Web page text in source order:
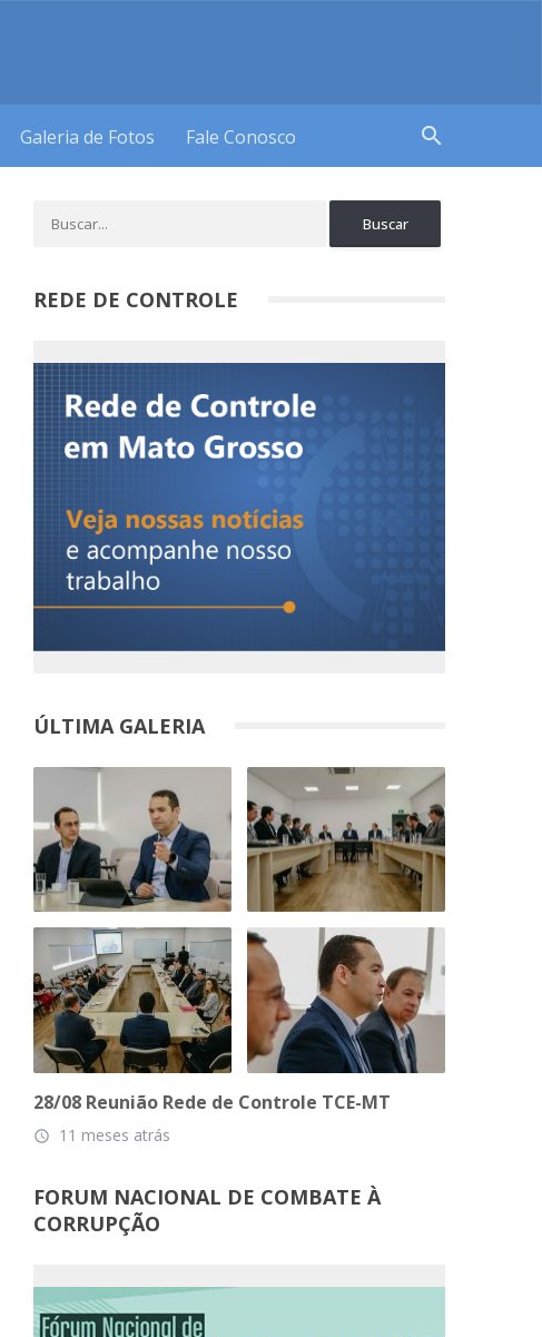
Galeria de Fotos Fale Conosco search
REDE DE CONTROLE
ÚLTIMA GALERIA
28/08 Reunião Rede de Controle TCE-MT
access_time 11 meses atrás
FORUM NACIONAL DE COMBATE À
CORRUPÇÃO